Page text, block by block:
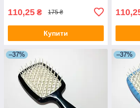
110,25 ₴ 175 ₴
Купити
–37% –37%